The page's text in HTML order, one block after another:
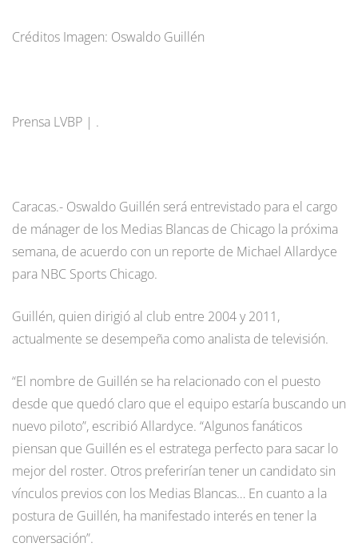
Créditos Imagen: Oswaldo Guillén
Prensa LVBP | .
Caracas.- Oswaldo Guillén será entrevistado para el cargo
de mánager de los Medias Blancas de Chicago la próxima
semana, de acuerdo con un reporte de Michael Allardyce
para NBC Sports Chicago.
Guillén, quien dirigió al club entre 2004 y 2011,
actualmente se desempeña como analista de televisión.
“El nombre de Guillén se ha relacionado con el puesto
desde que quedó claro que el equipo estaría buscando un
nuevo piloto”, escribió Allardyce. “Algunos fanáticos
piensan que Guillén es el estratega perfecto para sacar lo
mejor del roster. Otros preferirían tener un candidato sin
vínculos previos con los Medias Blancas… En cuanto a la
postura de Guillén, ha manifestado interés en tener la
conversación”.